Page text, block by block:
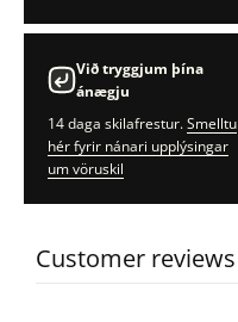
Við tryggjum þína
ánægju
14 daga skilafrestur.Smelltu
hér fyrir nánari upplýsingar
um vöruskil
Customer reviews